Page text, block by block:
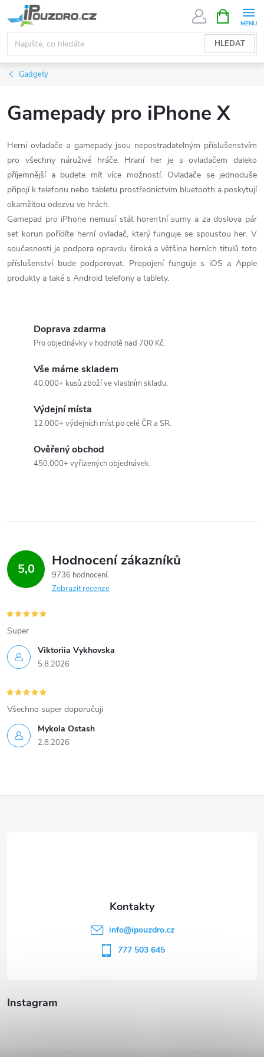
na
obsah
HLEDAT
NÁKUPNÍ
KOŠÍK
Gadgety
Gamepady pro iPhone X
Herní ovladače a gamepady jsou nepostradatelným příslušenstvím
pro všechny náruživé hráče. Hraní her je s ovladačem daleko
příjemnější a budete mít více možností. Ovladače se jednoduše
připojí k telefonu nebo tabletu prostřednictvím bluetooth a poskytují
okamžitou odezvu ve hrách.
Gamepad pro iPhone nemusí stát horentní sumy a za doslova pár
set korun pořídíte herní ovladač, který funguje se spoustou her. V
současnosti je podpora opravdu široká a většina herních titulů toto
příslušenství bude podporovat. Propojení funguje s iOS a Apple
produkty a také s Android telefony a tablety.
Doprava zdarma
Pro objednávky v hodnotě nad 700 Kč.
Vše máme skladem
40.000+ kusů zboží ve vlastním skladu.
Výdejní místa
12.000+ výdejních míst po celé ČR a SR.
Ověřený obchod
450.000+ vyřízených objednávek.
5,0 Hodnocení zákazníků
9736 hodnocení
Zobrazit recenze
Viktoriia Vykhovska
5.8.2026
Super
Mykola Ostash
2.8.2026
Všechno super doporučuji
Instagram
info@ipouzdro.cz
777 503 645